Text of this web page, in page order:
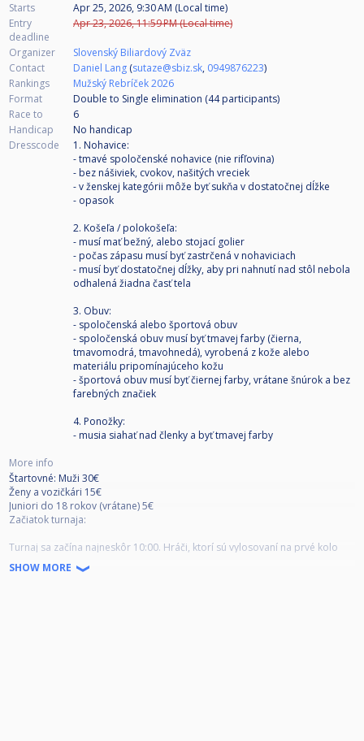
Starts
Apr 25, 2026, 9:30 AM (Local time)
Entry
deadline
Apr 23, 2026, 11:59 PM (Local time)
Organizer
Slovenský Biliardový Zväz
Contact
Daniel Lang (sutaze@sbiz.sk, 0949876223)
Rankings
Mužský Rebríček 2026
Format
Double to Single elimination (44participants)
Race to
6
Handicap
No handicap
Dresscode
1. Nohavice:
- tmavé spoločenské nohavice (nie rifľovina)
- bez nášiviek, cvokov, našitých vreciek
- v ženskej kategórii môže byť sukňa v dostatočnej dĺžke
- opasok
2. Košeľa / polokošeľa:
- musí mať bežný, alebo stojací golier
- počas zápasu musí byť zastrčená v nohaviciach
- musí byť dostatočnej dĺžky, aby pri nahnutí nad stôl nebola
odhalená žiadna časť tela
3. Obuv:
- spoločenská alebo športová obuv
- spoločenská obuv musí byť tmavej farby (čierna,
tmavomodrá, tmavohnedá), vyrobená z kože alebo
materiálu pripomínajúceho kožu
- športová obuv musí byť čiernej farby, vrátane šnúrok a bez
farebných značiek
4. Ponožky:
- musia siahať nad členky a byť tmavej farby
More info
Štartovné: Muži 30€
Ženy a vozičkári 15€
Juniori do 18 rokov (vrátane) 5€
Začiatok turnaja:
Turnaj sa začína najneskôr 10:00. Hráči, ktorí sú vylosovaní na prvé kolo
zápasov (rozlosovanie v piatok na obed) sú povinní byť pripravení na
začiatok zápasu 30 minút pred začiatkom turnaja (9:30).
SHOW MORE